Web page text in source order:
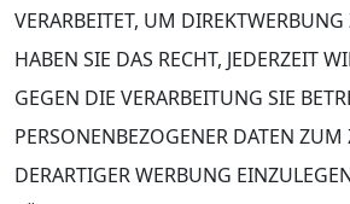
VERARBEITET, UM
HABEN SIE DAS RECHT, JEDERZEIT
GEGEN DIE VERARBEITUNG SIE
PERSONENBEZOGENER DATEN ZUM
DERARTIGER WERBUNG